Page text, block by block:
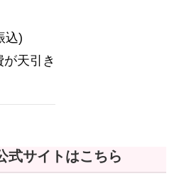
込)
が天引き
式サイトはこちら